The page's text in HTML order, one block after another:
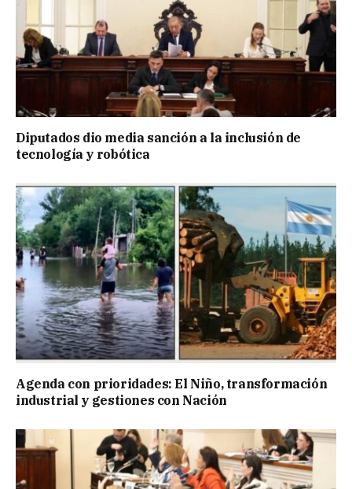
Diputados dio media sanción a la inclusión de
tecnología y robótica
Agenda con prioridades: El Niño, transformación
industrial y gestiones con Nación